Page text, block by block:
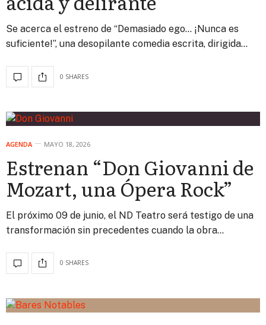
Se acerca el estreno de “Demasiado ego… ¡Nunca es
suficiente!”, una desopilante comedia escrita, dirigida…
0 SHARES
AGENDA MAYO 18, 2026
Estrenan “Don Giovanni de
Mozart, una Ópera Rock”
El próximo 09 de junio, el ND Teatro será testigo de una
transformación sin precedentes cuando la obra…
0 SHARES